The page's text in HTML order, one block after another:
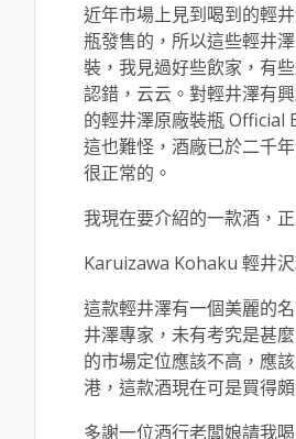
近年市場上見到喝到的輕
瓶發售的，所以這些輕井
裝，我見過好些飲家，有
認錯，云云。對輕井澤有
的輕井澤原廠裝瓶 Official
這也難怪，酒廠已於二千
很正常的。
我現在要介紹的一款酒，
Karuizawa Kohaku 輕井
這款輕井澤有一個美麗的
井澤專家，未有考究是甚
的市場定位應該不高，應
港，這款酒現在可是買得頗
多謝一位酒行老闆娘請我